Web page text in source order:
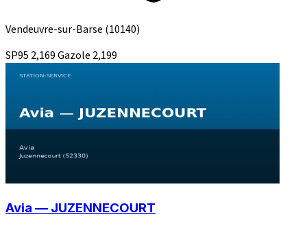
Vendeuvre-sur-Barse (10140)
SP95 2,169Gazole 2,199
Avia — JUZENNECOURT